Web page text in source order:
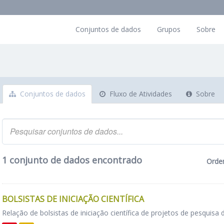
Conjuntos de dados Grupos Sobre
Conjuntos de dados Fluxo de Atividades Sobre
1 conjunto de dados encontrado
BOLSISTAS DE INICIAÇÃO CIENTÍFICA
Relação de bolsistas de iniciação científica de projetos de pesquisa